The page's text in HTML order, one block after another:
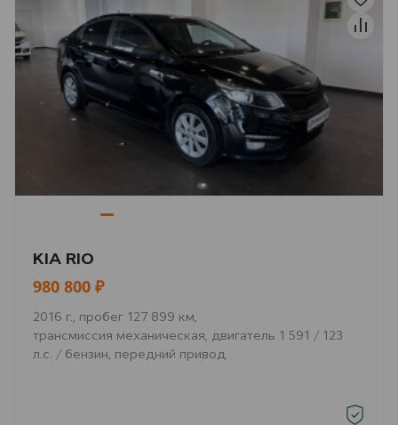
KIA RIO
980 800 ₽
2016 г., пробег 127 899 км,
трансмиссия механическая, двигатель 1 591 / 123
л.с. / бензин, передний привод